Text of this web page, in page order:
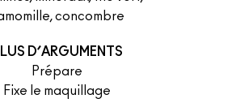
concombre
D’ARGUMENTS
Prépare
Fixe le maquillage